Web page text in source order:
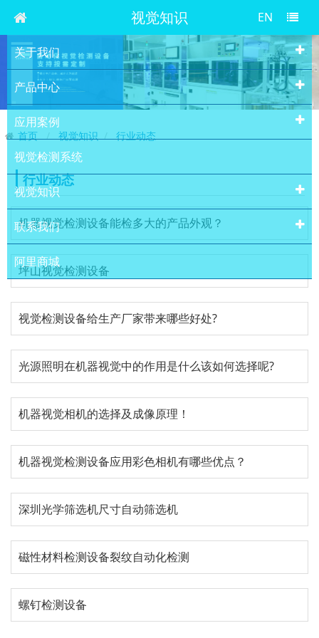
视觉知识 EN
关于我们
产品中心
应用案例
视觉检测系统
视觉知识
联系我们
阿里商城
首页 视觉知识 行业动态
行业动态
机器视觉检测设备能检多大的产品外观？
坪山视觉检测设备
视觉检测设备给生产厂家带来哪些好处?
光源照明在机器视觉中的作用是什么该如何选择呢?
机器视觉相机的选择及成像原理！
机器视觉检测设备应用彩色相机有哪些优点？
深圳光学筛选机尺寸自动筛选机
磁性材料检测设备裂纹自动化检测
螺钉检测设备